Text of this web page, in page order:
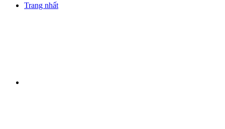
Trang nhất